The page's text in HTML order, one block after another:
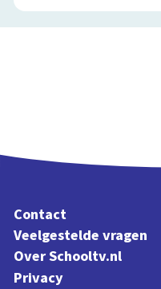
Contact
Veelgestelde vragen
Over Schooltv.nl
Privacy